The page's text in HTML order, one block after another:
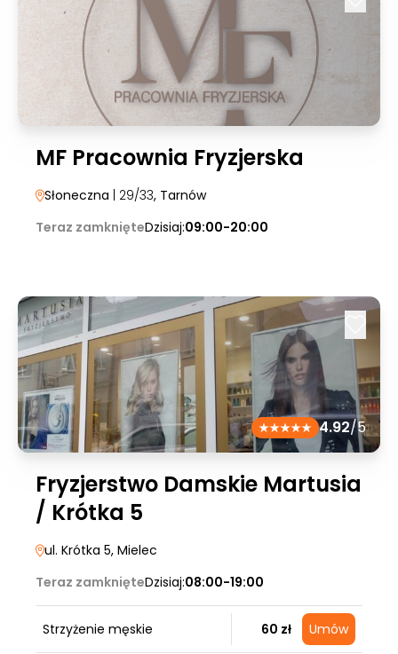
MF Pracownia Fryzjerska
Słoneczna | 29/33, Tarnów
Teraz zamknięteDzisiaj:09:00-20:00
4.92/5
Fryzjerstwo Damskie Martusia
/ Krótka 5
ul. Krótka 5, Mielec
Teraz zamknięteDzisiaj:08:00-19:00
Strzyżenie męskie 60 zł Umów